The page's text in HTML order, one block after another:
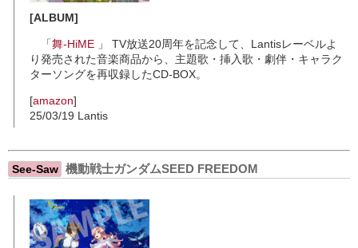
[ALBUM]
「舞-HiME 」 TV放送20周年を記念して、Lantisレーベルよ
り発売された音楽商品から、主題歌・挿入歌・劇伴・キャラク
ターソングを再収録したCD-BOX。
[amazon]
25/03/19 Lantis
See-Saw 機動戦士ガンダムSEED FREEDOM